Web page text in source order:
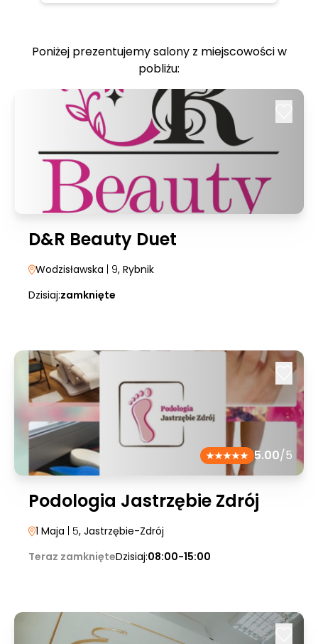
Poniżej prezentujemy salony z miejscowości w
pobliżu:
D&R Beauty Duet
Wodzisławska | 9, Rybnik
Dzisiaj:zamknięte
5.00/5
Podologia Jastrzębie Zdrój
1 Maja | 5, Jastrzębie-Zdrój
Teraz zamknięteDzisiaj:08:00-15:00